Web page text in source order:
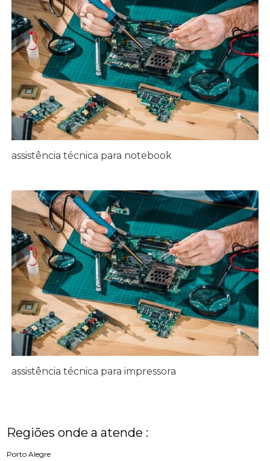
assistência técnica para notebook
assistência técnica para impressora
Regiões onde a atende :
Porto Alegre